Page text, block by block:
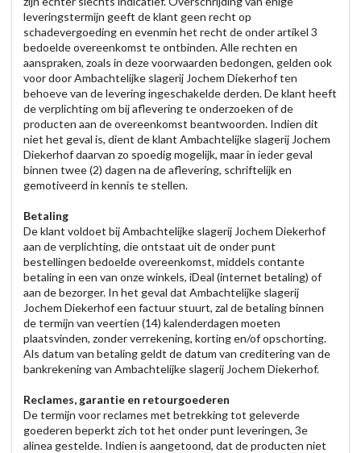
leveringstermijn geeft de klant geen recht op
schadevergoeding en evenmin het recht de onder artikel 3
bedoelde overeenkomst te ontbinden. Alle rechten en
aanspraken, zoals in deze voorwaarden bedongen, gelden ook
voor door Ambachtelijke slagerij Jochem Diekerhof ten
behoeve van de levering ingeschakelde derden. De klant heeft
de verplichting om bij aflevering te onderzoeken of de
producten aan de overeenkomst beantwoorden. Indien dit
niet het geval is, dient de klant Ambachtelijke slagerij Jochem
Diekerhof daarvan zo spoedig mogelijk, maar in ieder geval
binnen twee (2) dagen na de aflevering, schriftelijk en
gemotiveerd in kennis te stellen.
Betaling
De klant voldoet bij Ambachtelijke slagerij Jochem Diekerhof
aan de verplichting, die ontstaat uit de onder punt
bestellingen bedoelde overeenkomst, middels contante
betaling in een van onze winkels, iDeal (internet betaling) of
aan de bezorger. In het geval dat Ambachtelijke slagerij
Jochem Diekerhof een factuur stuurt, zal de betaling binnen
de termijn van veertien (14) kalenderdagen moeten
plaatsvinden, zonder verrekening, korting en/of opschorting.
Als datum van betaling geldt de datum van creditering van de
bankrekening van Ambachtelijke slagerij Jochem Diekerhof.
Reclames, garantie en retourgoederen
De termijn voor reclames met betrekking tot geleverde
goederen beperkt zich tot het onder punt leveringen, 3e
alinea gestelde. Indien is aangetoond, dat de producten niet